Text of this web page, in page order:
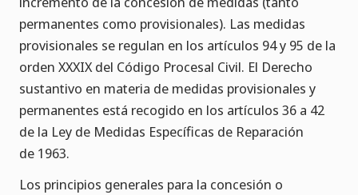
permanentes como provisionales). Las medidas
provisionales se regulan en los artículos 94 y 95 de la
orden XXXIX del Código Procesal Civil. El Derecho
sustantivo en materia de medidas provisionales y
permanentes está recogido en los artículos 36 a 42
de la Ley de Medidas Específicas de Reparación
de 1963.
Los principios generales para la concesión o